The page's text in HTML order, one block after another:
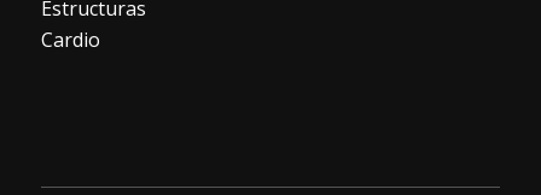
Estructuras
Cardio